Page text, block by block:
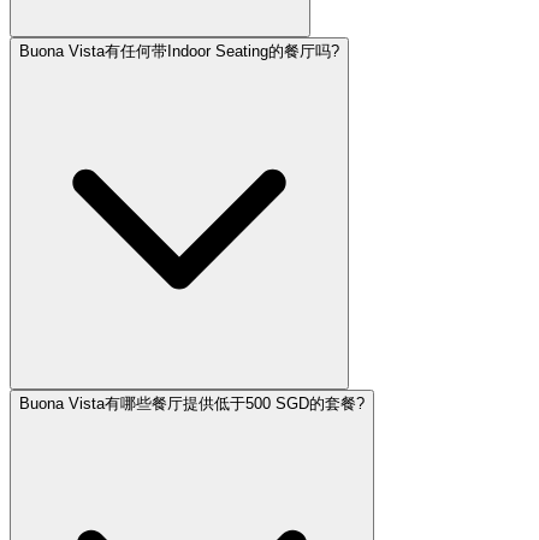
Buona Vista有任何带Indoor Seating的餐厅吗?
Buona Vista有哪些餐厅提供低于500 SGD的套餐?